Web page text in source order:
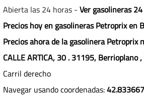
Abierta las 24 horas - Ver gasolineras
Precios hoy en gasolineras Petroprix en
Precios ahora de la gasolinera Petroprix
CALLE ARTICA, 30 . 31195, Berrioplano,
Carril derecho
Navegar usando coordenadas: